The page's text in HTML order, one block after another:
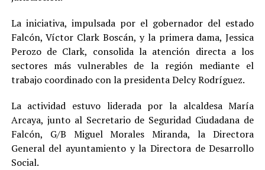
La iniciativa, impulsada por el gobernador del estado
Falcón, Víctor Clark Boscán, y la primera dama, Jessica
Perozo de Clark, consolida la atención directa a los
sectores más vulnerables de la región mediante el
trabajo coordinado con la presidenta Delcy Rodríguez.
La actividad estuvo liderada por la alcaldesa María
Arcaya, junto al Secretario de Seguridad Ciudadana de
Falcón, G/B Miguel Morales Miranda, la Directora
General del ayuntamiento y la Directora de Desarrollo
Social.